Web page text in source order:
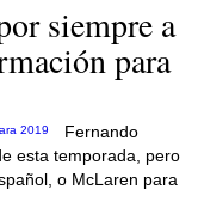
siempre a
para
Fernando
esta temporada, pero
o McLaren para